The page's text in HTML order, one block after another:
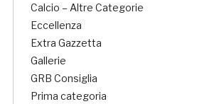
Calcio – Altre Categorie
Eccellenza
Extra Gazzetta
Gallerie
GRB Consiglia
Prima categoria